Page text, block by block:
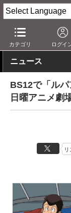
カテゴリ ログイ
AV Watch コンテ
ニュース
BS12で「ルパ
日曜アニメ劇
リ